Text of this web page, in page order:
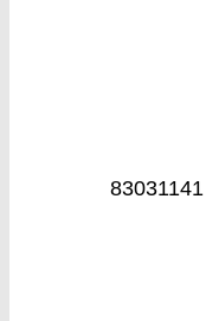
83031141